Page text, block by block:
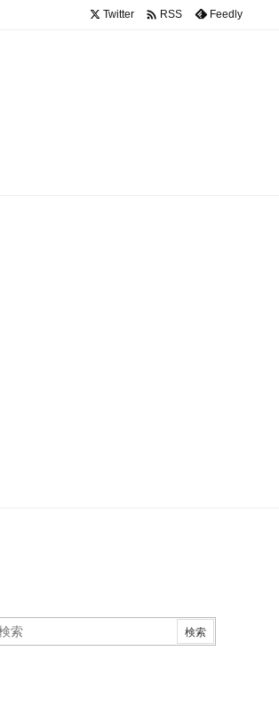
Twitter  RSS Feedly